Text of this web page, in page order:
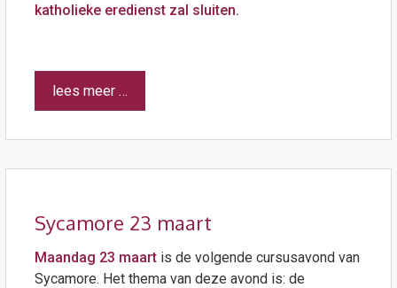
katholieke eredienst zal sluiten.
lees meer …
Sycamore 23 maart
Maandag 23 maartis de volgende cursusavond van
Sycamore. Het thema van deze avond is: de